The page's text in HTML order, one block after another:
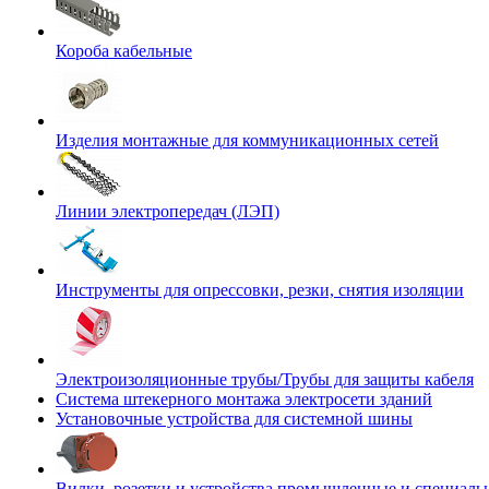
Короба кабельные
Изделия монтажные для коммуникационных сетей
Линии электропередач (ЛЭП)
Инструменты для опрессовки, резки, снятия изоляции
Электроизоляционные трубы/Трубы для защиты кабеля
Система штекерного монтажа электросети зданий
Установочные устройства для системной шины